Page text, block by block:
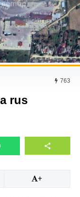
763
rus
+